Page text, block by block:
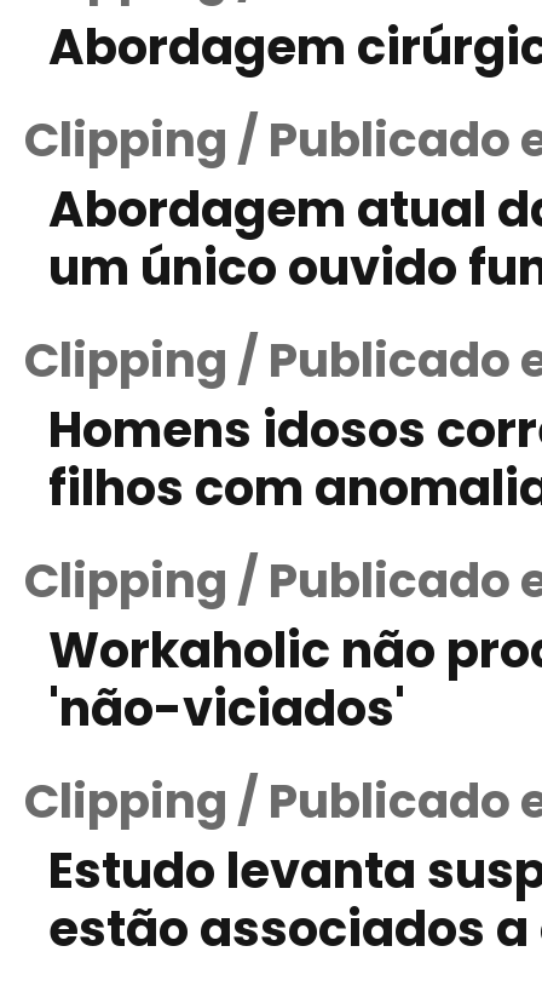
Abordagem
Clipping / Publicado
Abordagem atual
um único ouvido
Clipping / Publicado
Homens idosos
filhos com
Clipping / Publicado
Workaholic não
'não-viciados'
Clipping / Publicado
Estudo levanta
estão associados